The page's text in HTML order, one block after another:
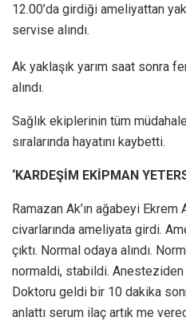
12.00’da girdiği ameliyattan
servise alındı.
Ak yaklaşık yarım saat sonra
alındı.
Sağlık ekiplerinin tüm
sıralarında hayatını kaybetti.
‘KARDEŞİM EKİPMAN
Ramazan Ak’ın ağabeyi Ekrem
civarlarında ameliyata girdi.
çıktı. Normal odaya alındı.
normaldi, stabildi. Anesteziden
Doktoru geldi bir 10 dakika
anlattı serum ilaç artık me